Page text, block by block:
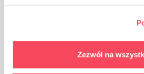
Zezwól na